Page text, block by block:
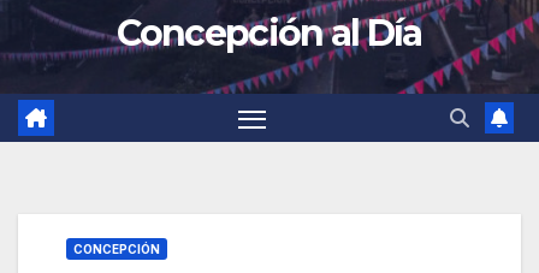
Concepción al Día
CONCEPCIÓN